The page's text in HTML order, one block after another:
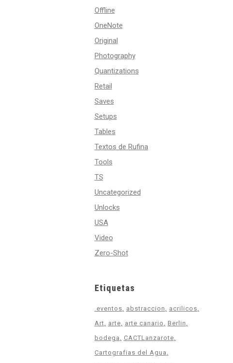
Offline
OneNote
Original
Photography
Quantizations
Retail
Saves
Setups
Tables
Textos de Rufina
Tools
TS
Uncategorized
Unlocks
USA
Video
Zero-Shot
Etiquetas
.eventos abstraccion
acrilicos
Art
arte arte canario
Berlin
bodega
CACTLanzarote
Cartografias del Agua